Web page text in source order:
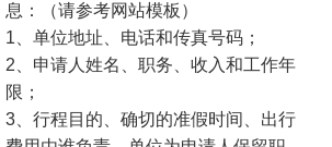
息：（请参考网站模板）
1、单位地址、电话和传真号码；
2、申请人姓名、职务、收入和工作年
限；
3、行程目的、确切的准假时间、出行